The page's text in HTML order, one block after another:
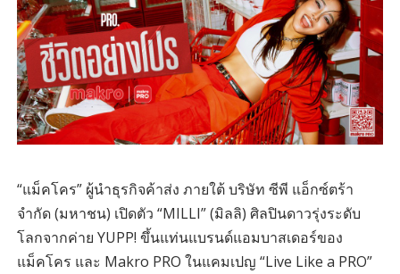
“แม็คโคร” ผู้นำธุรกิจค้าส่ง ภายใต้ บริษัท ซีพี แอ็กซ์ตร้า
จำกัด (มหาชน) เปิดตัว “MILLI” (มิลลิ) ศิลปินดาวรุ่งระดับ
โลกจากค่าย YUPP! ขึ้นแท่นแบรนด์แอมบาสเดอร์ของ
แม็คโคร และ Makro PRO ในแคมเปญ “Live Like a PRO”